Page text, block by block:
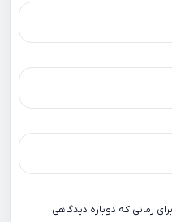
زمانی که دوباره دیدگاهی